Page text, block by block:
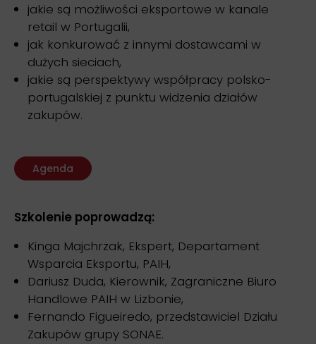
jakie są możliwości eksportowe w kanale
retail w Portugalii,
jak konkurować z innymi dostawcami w
dużych sieciach,
jakie są perspektywy współpracy polsko-
portugalskiej z punktu widzenia działów
zakupów.
Agenda
Szkolenie poprowadzą:
Kinga Majchrzak, Ekspert, Departament
Wsparcia Eksportu, PAIH,
Dariusz Duda, Kierownik, Zagraniczne Biuro
Handlowe PAIH w Lizbonie,
Fernando Figueiredo, przedstawiciel Działu
Zakupów grupy SONAE.